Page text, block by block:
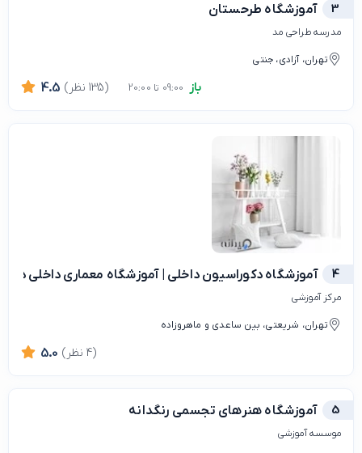
3 آموزشگاه طرحستان
مدرسه طراحی مد
تهران، آزادی، جنتی
باز 4.5 (135 نظر)
4 آموزشگاه دکوراسیون داخلی | آموزشگاه معماری داخلی در
مرکز آموزشی
تهران، شریعتی، بین ساعدی و ماهروزاده
5.0 (4 نظر)
5 آموزشگاه هنرهای تجسمی رنگدانه
موسسه آموزشی